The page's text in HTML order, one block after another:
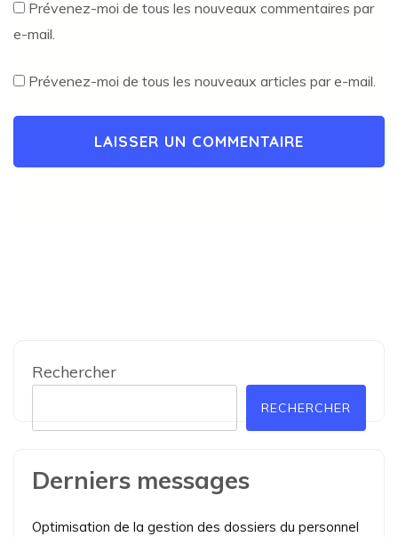
Prévenez-moi de tous les nouveaux commentaires par
e-mail.
Prévenez-moi de tous les nouveaux articles par e-mail.
Rechercher
RECHERCHER
Derniers messages
Optimisation de la gestion des dossiers du personnel